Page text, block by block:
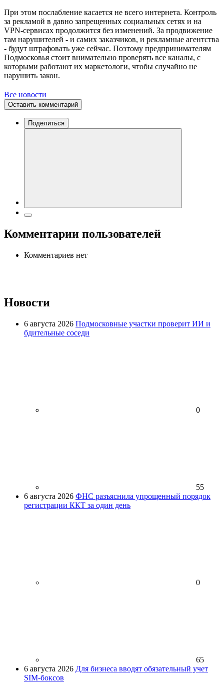
При этом послабление касается не всего интернета. Контроль
за рекламой в давно запрещенных социальных сетях и на
VPN-сервисах продолжится без изменений. За продвижение
там нарушителей - и самих заказчиков, и рекламные агентства
- будут штрафовать уже сейчас. Поэтому предпринимателям
Подмосковья стоит внимательно проверять все каналы, с
которыми работают их маркетологи, чтобы случайно не
нарушить закон.
Все новости
Оставить комментарий
Поделиться
Комментарии пользователей
Комментариев нет
Новости
6 августа 2026 Подмосковные участки проверит ИИ и
бдительные соседи
0
55
6 августа 2026 ФНС разъяснила упрощенный порядок
регистрации ККТ за один день
0
65
6 августа 2026 Для бизнеса вводят обязательный учет
SIM-боксов